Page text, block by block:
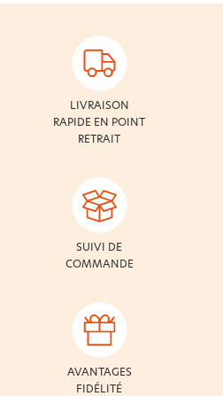
LIVRAISON
RAPIDE EN POINT
RETRAIT
SUIVI DE
COMMANDE
AVANTAGES
FIDÉLITÉ